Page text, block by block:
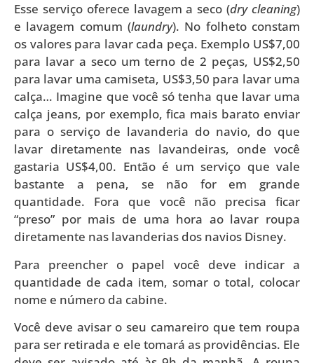
Esse serviço oferece lavagem a seco (dry cleaning)
e lavagem comum (laundry). No folheto constam
os valores para lavar cada peça. Exemplo US$7,00
para lavar a seco um terno de 2 peças, US$2,50
para lavar uma camiseta, US$3,50 para lavar uma
calça… Imagine que você só tenha que lavar uma
calça jeans, por exemplo, fica mais barato enviar
para o serviço de lavanderia do navio, do que
lavar diretamente nas lavandeiras, onde você
gastaria US$4,00. Então é um serviço que vale
bastante a pena, se não for em grande
quantidade. Fora que você não precisa ficar
“preso” por mais de uma hora ao lavar roupa
diretamente nas lavanderias dos navios Disney.
Para preencher o papel você deve indicar a
quantidade de cada item, somar o total, colocar
nome e número da cabine.
Você deve avisar o seu camareiro que tem roupa
para ser retirada e ele tomará as providências. Ele